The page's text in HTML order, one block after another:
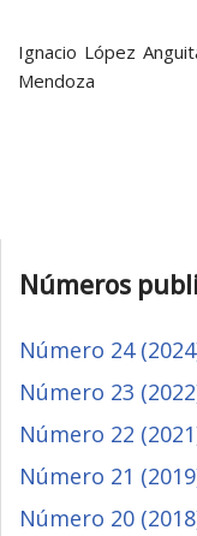
Ignacio López
Mendoza
Números
Número 24
Número 23
Número 22
Número 21
Número 20